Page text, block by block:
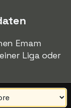
Emam
Liga oder